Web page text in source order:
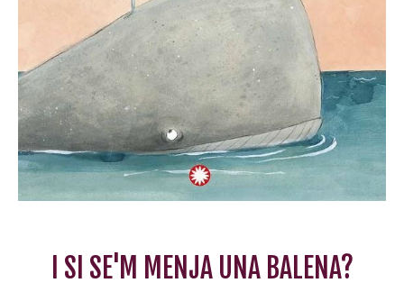
I SI SE'M MENJA UNA BALENA?